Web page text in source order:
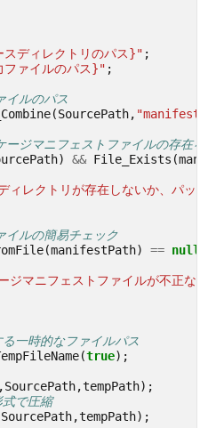
ディレクトリのパス}" ;
ァイルのパス}" ;
イルのパス
(SourcePath,
ジマニフェストファイルの存在を
) && File_Exists (
ィレクトリが存在しないか、パッ
ルの簡易チェック
(manifestPath) == null
ジマニフェストファイルが不正な
一時的なファイルパス
(true);
,SourcePath,tempPath);
で圧縮
SourcePath,tempPath);